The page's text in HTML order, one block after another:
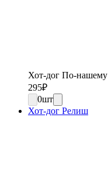
Хот-дог По-нашему
295₽
0шт
Хот-дог Релиш